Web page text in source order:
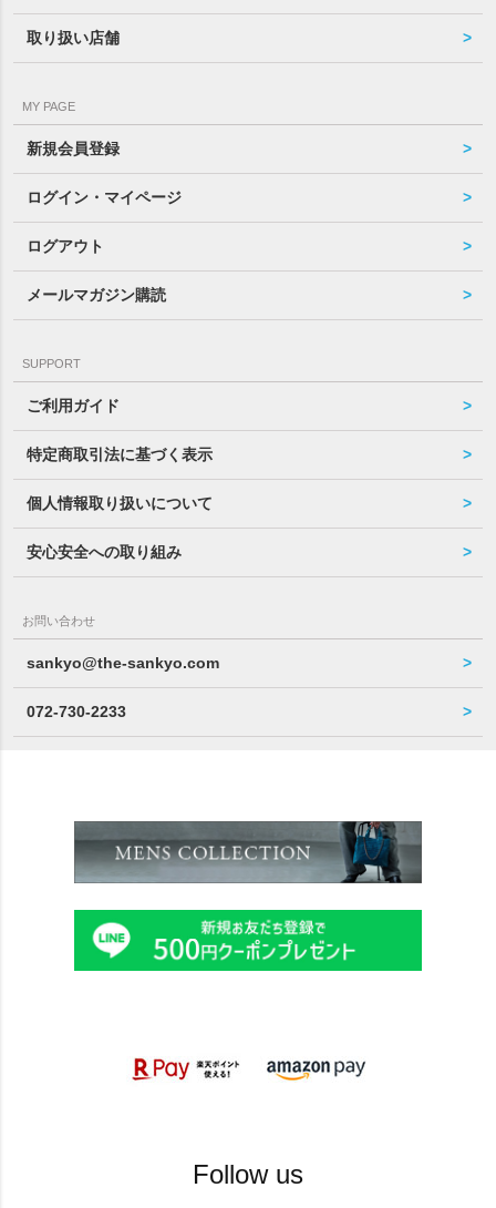
取り扱い店舗
MY PAGE
新規会員登録
ログイン・マイページ
ログアウト
メールマガジン購読
SUPPORT
ご利用ガイド
特定商取引法に基づく表示
個人情報取り扱いについて
安心安全への取り組み
お問い合わせ
sankyo@the-sankyo.com
072-730-2233
Follow us